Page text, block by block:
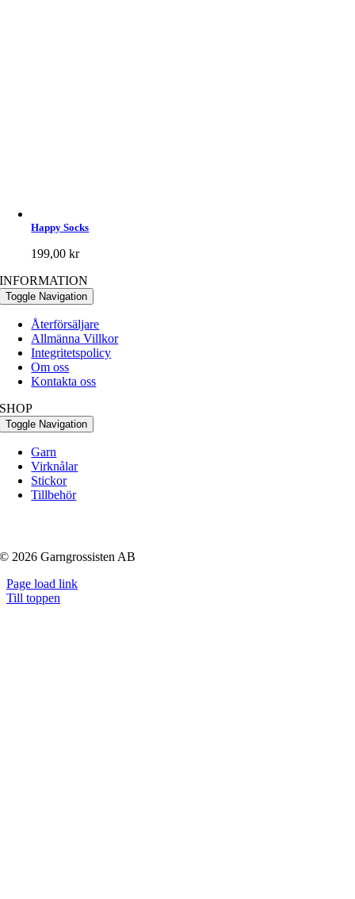
Happy Socks
199,00kr
INFORMATION
Toggle Navigation
Återförsäljare
Allmänna Villkor
Integritetspolicy
Om oss
Kontakta oss
SHOP
Toggle Navigation
Garn
Virknålar
Stickor
Tillbehör
© 2026 Garngrossisten AB
Page load link
Till toppen